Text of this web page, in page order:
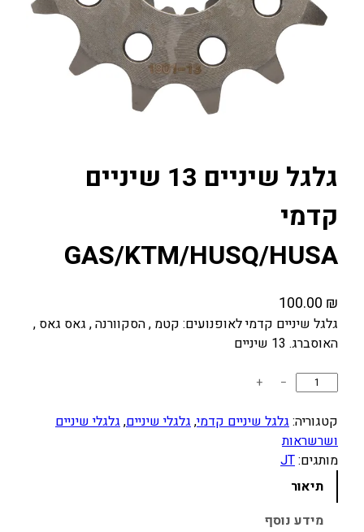
גלגל שיניים 13 שיניים
קדמי
GAS/KTM/HUSQ/HUSA
100.00 ₪
גלגל שיניים קדמי לאופנועים: קטמ , הסקוורנה , גאס גאס ,
האוסברג. 13 שיניים
ו
ת
ש
ג
−
+
קטגוריה:גלגל שיניים קדמי, גלגלי שיניים, גלגלי שיניים
ושרשראות
מותגים:JT
תיאור
מידע נוסף